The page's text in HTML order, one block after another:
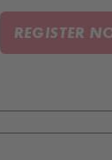
REGISTER